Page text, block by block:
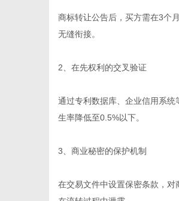
商标转让公告后，买方需在3个
无缝衔接。
2、在先权利的交叉验证
通过专利数据库、企业信用系
生率降低至0.5%以下。
3、商业秘密的保护机制
在交易文件中设置保密条款，